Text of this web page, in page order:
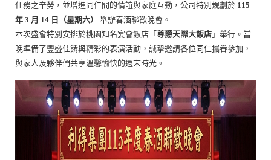
任務之辛勞，並增進同仁間的情誼與家庭互動，公司特別規劃於 115
年 3 月 14 日（星期六）
舉辦春酒聯歡晚會。
本次盛會特別安排於桃園知名宴會飯店「 尊爵天際大飯店 」舉行。當
晚準備了豐盛佳餚與精彩的表演活動，誠摯邀請各位同仁攜眷參加，
與家人及夥伴們共享溫馨愉快的週末時光。